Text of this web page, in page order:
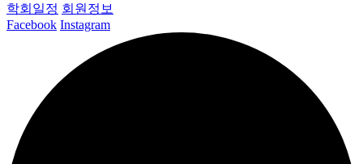
학회일정 회원정보
Facebook Instagram